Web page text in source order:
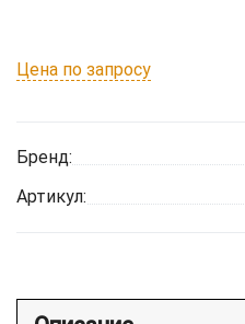
Цена по запросу
Бренд:
Артикул: